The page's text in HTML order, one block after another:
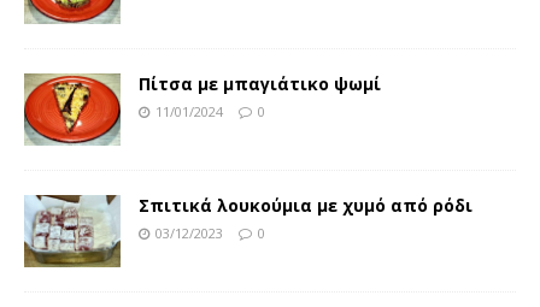
Πίτσα με μπαγιάτικο ψωμί
11/01/2024 0
Σπιτικά λουκούμια με χυμό από ρόδι
03/12/2023 0